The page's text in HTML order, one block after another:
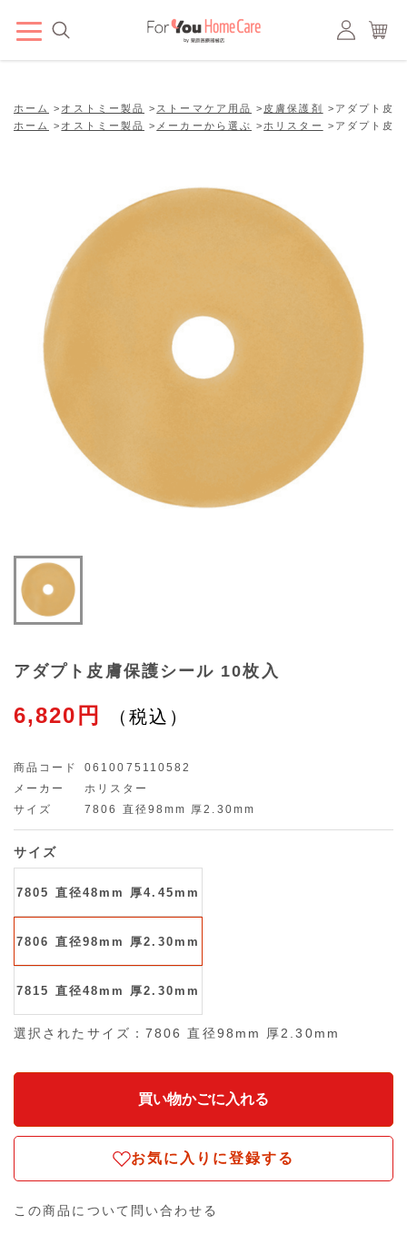
ホーム > オストミー製品 > ストーマケア用品 > 皮膚保護剤 > アダプト皮
ホーム
> オストミー製品 > メーカーから選ぶ > ホリスター > アダプト皮
アダプト皮膚保護シール 10枚入
6,820円
商品コード
0610075110582
メーカー
ホリスター
サイズ
7806 直径98mm 厚2.30mm
サイズ
7805 直径48mm 厚4.45mm
7806 直径98mm 厚2.30mm
7815 直径48mm 厚2.30mm
選択されたサイズ：7806 直径98mm 厚2.30mm
お気に入りに登録する
この商品について問い合わせる